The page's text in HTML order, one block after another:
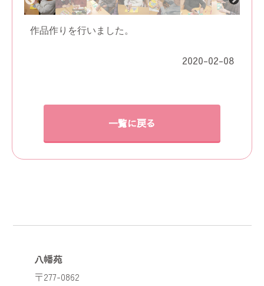
作品作りを行いました。
2020-02-08
一覧に戻る
八幡苑
〒277-0862